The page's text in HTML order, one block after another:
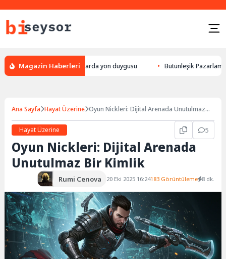
Magazin Haberleri
bulması, hayvanlarda yön duygusu Bütünleşik Pazarlama:
Ana Sayfa Hayat Üzerine Oyun Nickleri: Dijital Arenada Unutulmaz
Hayat Üzerine
5
Oyun Nickleri: Dijital Arenada
Unutulmaz Bir Kimlik
Rumi Cenova 20 Eki 2025 16:24183 Görüntüleme 8 dk.